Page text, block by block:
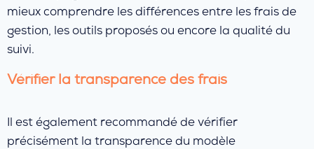
mieux comprendre les différences entre les frais de
gestion, les outils proposés ou encore la qualité du
suivi.
Vérifier la transparence des frais
Il est également recommandé de vérifier
précisément la transparence du modèle